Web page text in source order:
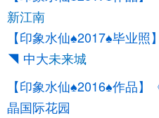
新江南
【印象水仙♠2017♠毕业
◥ 中大未来城
【印象水仙♠2016♠作品
晶国际花园